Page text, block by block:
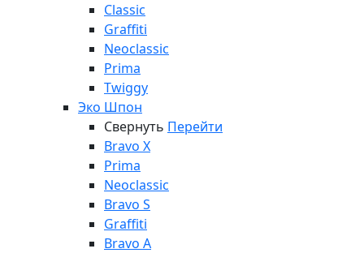
Classic
Graffiti
Neoclassic
Prima
Twiggy
Эко Шпон
Свернуть Перейти
Bravo X
Prima
Neoclassic
Bravo S
Graffiti
Bravo A